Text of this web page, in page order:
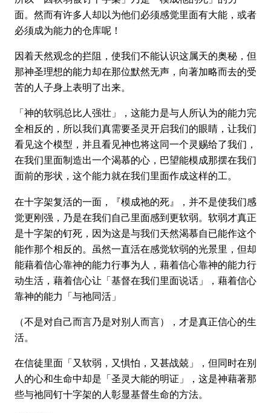
面。然而有许多人却以为他们必须感觉里面有大能，或者
必须成为能力的仓库呢！
因着天然观念的拦阻，使我们不能认识这属天的奥秘，但
那神圣理想的能力却在那位默然无声，向著加略而去的受
苦的人子身上表明了出来。
「神的软弱总比人强壮」，这能力是与人所认为的能力完
全相反的，所以我们真需要圣灵开启我们的眼睛，让我们
看见这个模型，并且看见神也将这同一个灵赐给了我们，
在我们里面制造出一个渴慕的心，巴望能模成那摆在我们
面前的形状，这个能力就在我们里面作成这样的工。
在十字架复活的一面，『模成祂的死』，并不是使我们感
觉更刚强，乃是在我们自己里面感到更软弱。软弱才真正
是十字架的钉死，因为这是与我们天然渴慕自已能作这个
能作那个相反的。虽然一直活在感觉软弱的光景里，但却
能藉着信心靠神的能力行事为人，藉着信心靠神的能力行
动生活，藉着信心让「基督在我们里面说话」，藉着信心
靠神的能力「与祂同活」
（不是对自己而言乃是对别人而言），才是真正信心的生
活。
在信徒里面「又软弱，又惧怕，又甚战兢」，但同时在别
人的心和生命中却是「圣灵大能的明证」，这是神藉著那
些与祂同钉十字架的人彰显基督生命的方法。